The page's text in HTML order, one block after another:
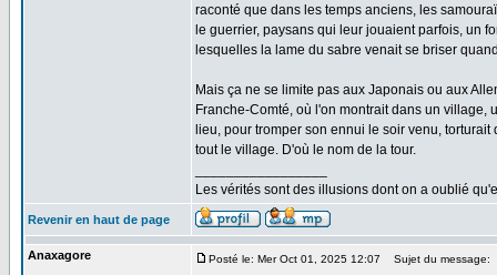
raconté que dans les temps anciens, les
le guerrier, paysans qui leur jouaient parfois, un
lesquelles la lame du sabre venait se briser
Mais ça ne se limite pas aux Japonais ou aux
Franche-Comté, où l'on montrait dans un
lieu, pour tromper son ennui le soir venu,
tout le village. D'où le nom de la tour.
Les vérités sont des illusions dont on a oublié
Revenir en haut de page
Anaxagore Posté le: Mer Oct 01, 2025 12:07 Sujet du message: